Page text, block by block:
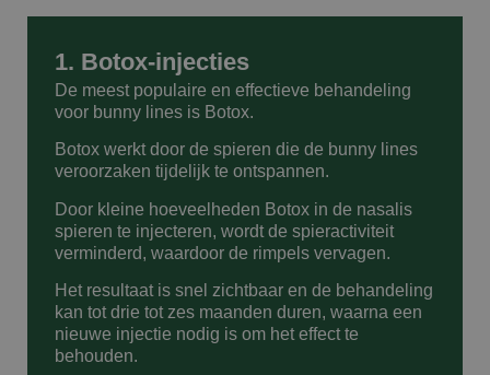
1. Botox-injecties
De meest populaire en effectieve behandeling
voor bunny lines is Botox.
Botox werkt door de spieren die de bunny lines
veroorzaken tijdelijk te ontspannen.
Door kleine hoeveelheden Botox in de nasalis
spieren te injecteren, wordt de spieractiviteit
verminderd, waardoor de rimpels vervagen.
Het resultaat is snel zichtbaar en de behandeling
kan tot drie tot zes maanden duren, waarna een
nieuwe injectie nodig is om het effect te
behouden.